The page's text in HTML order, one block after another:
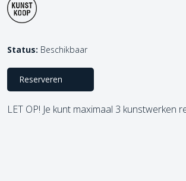
Status: Beschikbaar
Reserveren
LET OP! Je kunt maximaal 3 kunstwerken